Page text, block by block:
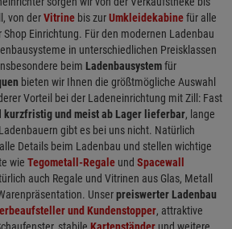
von derVitrine bis zurUmkleidekabinefür alle
Einrichtung. Für den modernen Ladenbau
in unterschiedlichen Preisklassen
beim Ladenbausystemfür
bieten wir Ihnen die größtmögliche Auswahl
Vorteil bei der Ladeneinrichtung mit Zill: Fast
kurzfristig und meist ab Lager lieferbar, lange
gibt es bei uns nicht. Natürlich
Details beim Ladenbau und stellen wichtige
wie Tegometall-Regale und Spacewall
auch Regale und Vitrinen aus Glas, Metall
Unserpreiswerter Ladenbau
und Kundenstopper, attraktive